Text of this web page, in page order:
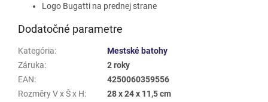
Logo Bugatti na prednej strane
Dodatočné parametre
Kategória:
Mestské batohy
Záruka:
2 roky
EAN:
4250060359556
Rozměry V x Š x H:
28 x 24 x 11,5 cm